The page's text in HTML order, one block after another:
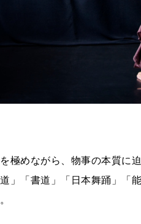
極めながら、物事の本質に
」「書道」「日本舞踊」